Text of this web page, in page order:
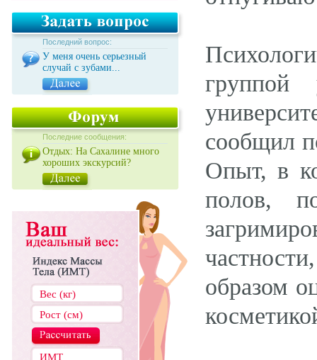
Последний вопрос:
У меня очень серьезный
случай с зубами...
Последние сообщения:
Отдых: На Сахалине много
хороших экскурсий?
группой
сообщил
Опыт, в
полов,
образом